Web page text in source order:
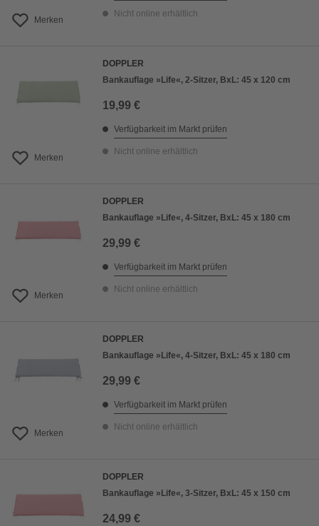
Merken
Nicht online erhältlich
Merken
DOPPLER
Bankauflage »Life«, 2-Sitzer, BxL: 45 x 120 cm
19,99 €
Verfügbarkeit im Markt prüfen
Nicht online erhältlich
Merken
DOPPLER
Bankauflage »Life«, 4-Sitzer, BxL: 45 x 180 cm
29,99 €
Verfügbarkeit im Markt prüfen
Nicht online erhältlich
Merken
DOPPLER
Bankauflage »Life«, 4-Sitzer, BxL: 45 x 180 cm
29,99 €
Verfügbarkeit im Markt prüfen
Nicht online erhältlich
DOPPLER
Bankauflage »Life«, 3-Sitzer, BxL: 45 x 150 cm
24,99 €